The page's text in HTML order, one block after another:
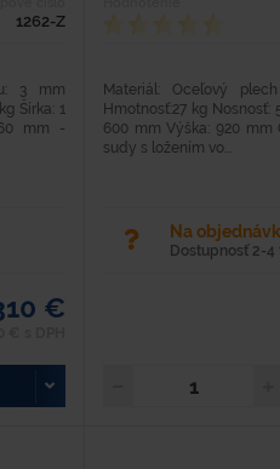
1262-Z
3 mm
Šírka: 1
mm -
€
Materiál: Oceľový
Hmotnosť:27 kg Nosnosť:
600 mm Výška: 920
sudy s ložením vo...
Na
Dostupnosť 2-4